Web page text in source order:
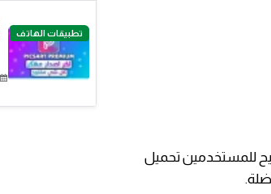
للمستخدمين تحميل
تطبيقات الهاتف